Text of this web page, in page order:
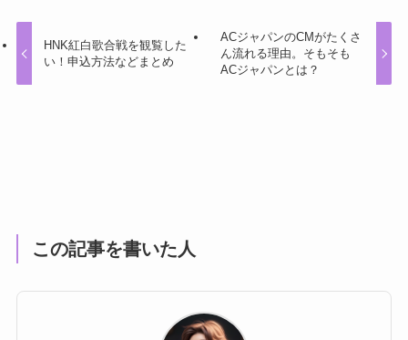
HNK紅白歌合戦を観覧した
い！申込方法などまとめ
ACジャパンのCMがたくさ
ん流れる理由。そもそも
ACジャパンとは？
この記事を書いた人